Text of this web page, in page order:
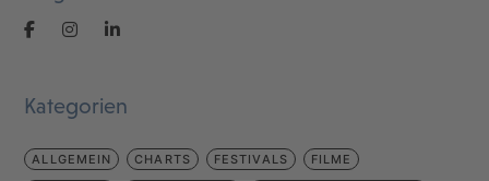
Kategorien
ALLGEMEIN CHARTS FESTIVALS FILME